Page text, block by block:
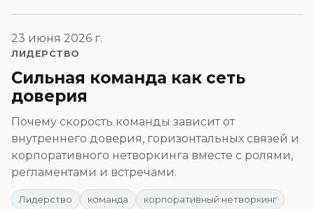
23 июня 2026 г.
ЛИДЕРСТВО
Сильная команда как сеть
доверия
Почему скорость команды зависит от
внутреннего доверия, горизонтальных связей и
корпоративного нетворкинга вместе с ролями,
регламентами и встречами.
Лидерство команда
корпоративный нетворкинг